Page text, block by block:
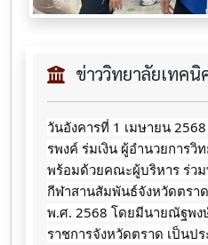
ข่าววิทยาลัยเทคนิ
วันอังคารที่ 1 เมษายน
รพงค์ ร่มเงิน ผู้อำนวยการวิ
พร้อมด้วยคณะผู้บริหาร ร่ว
กีฬาสานสัมพันธ์จังหวัดตราด
พ.ศ. 2568 โดยมีนายณัฐพง
ราชการจังหวัดตราด เป็นป